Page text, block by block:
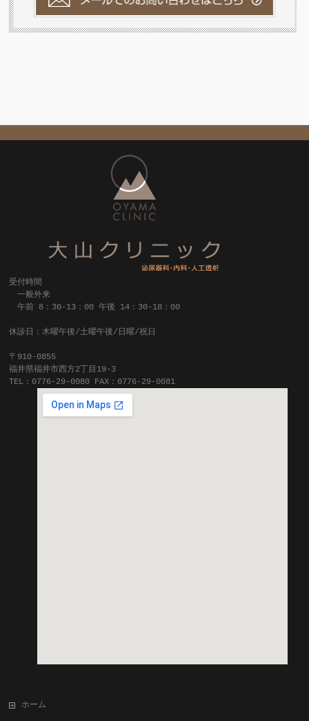
受付時間
一般外来
午前 8：30-13：00 午後 14：30-18：00
休診日：木曜午後/土曜午後/日曜/祝日
〒910-0855
福井県福井市西方2丁目19-3
TEL：0776-29-0080 FAX：0776-29-0081
ホーム